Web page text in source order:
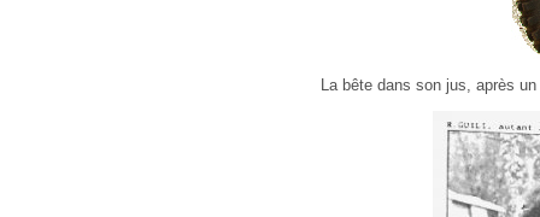
La bête dans son jus, après